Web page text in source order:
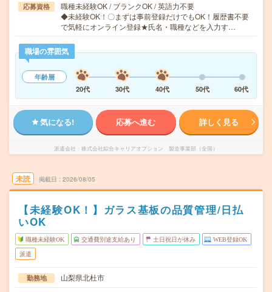
応募資格
職種未経験OK / ブランクOK / 英語力不要
◆未経験OK！〇まずは事前登録だけでもOK！履歴書不要
で気軽にオンライン登録★氏名・職種などを入力す…
職場の雰囲気
年齢層
20代
30代 40代 50代 60代
気になる! 応募へ進む 詳しく見る
派遣会社 株式会社綜合キャリアオプション 製造事業部（全国）
未読 掲載日 2026/08/05
【未経験OK！】ガラス基板の品質管理/日払
いOK
職種未経験OK 交通費別途支給あり 土日祝日が休み WEB登録OK
派遣
勤務地 山梨県北杜市